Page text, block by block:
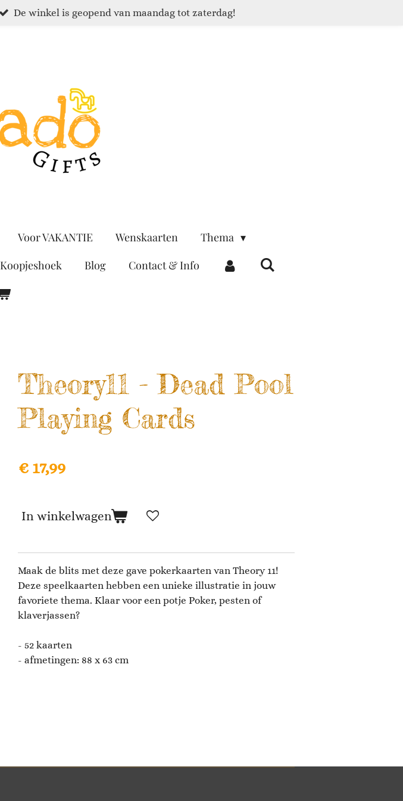
De winkel is geopend van maandag tot zaterdag!
Voor VAKANTIE Wenskaarten
Thema
Koopjeshoek Blog Contact & Info
Theory11 - Dead Pool
Playing Cards
€ 17,99
In winkelwagen
Maak de blits met deze gave pokerkaarten van Theory 11!
Deze speelkaarten hebben een unieke illustratie in jouw
favoriete thema. Klaar voor een potje Poker, pesten of
klaverjassen?
- 52 kaarten
- afmetingen: 88 x 63 cm